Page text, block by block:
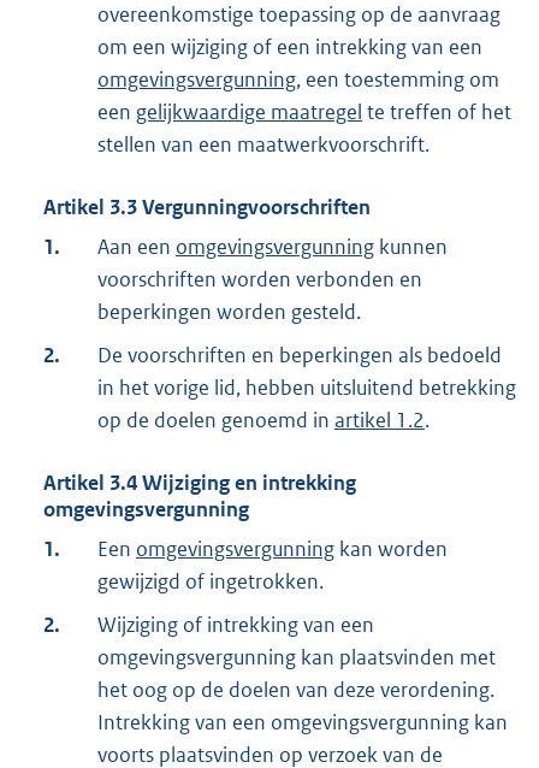
overeenkomstige toepassing op de aanvraag
om een wijziging of een intrekking van een
omgevingsvergunning, een toestemming om
een gelijkwaardige maatregel te treffen of het
stellen van een maatwerkvoorschrift.
Artikel 3.3Vergunningvoorschriften
1.
Aan een omgevingsvergunning kunnen
voorschriften worden verbonden en
beperkingen worden gesteld.
2.
De voorschriften en beperkingen als bedoeld
in het vorige lid, hebben uitsluitend betrekking
op de doelen genoemd in artikel 1.2.
Artikel 3.4Wijziging en intrekking
omgevingsvergunning
1.
Een omgevingsvergunning kan worden
gewijzigd of ingetrokken.
2.
Wijziging of intrekking van een
omgevingsvergunning kan plaatsvinden met
het oog op de doelen van deze verordening.
Intrekking van een omgevingsvergunning kan
voorts plaatsvinden op verzoek van de